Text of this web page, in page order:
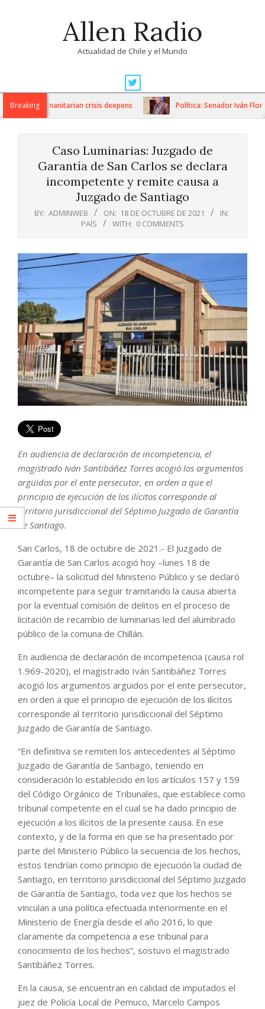
Allen Radio
Actualidad de Chile y el Mundo
Navigation
MenuBreaking
as humanitarian crisis deepens Política: Senador Iván Flores
Caso Luminarias: Juzgado de
Garantía de San Carlos se declara
incompetente y remite causa a
Juzgado de Santiago
BY: ADMINWEB ON: 18 DE OCTUBRE DE 2021
IN:
PAÍS
WITH: 0 COMMENTS
En audiencia de declaración de incompetencia, el
magistrado Iván Santibáñez Torres acogió los argumentos
argüidos por el ente persecutor, en orden a que el
principio de ejecución de los ilícitos corresponde al
territorio jurisdiccional del Séptimo Juzgado de Garantía
de Santiago.
San Carlos, 18 de octubre de 2021.- El Juzgado de
Garantía de San Carlos acogió hoy –lunes 18 de
octubre– la solicitud del Ministerio Público y se declaró
incompetente para seguir tramitando la causa abierta
por la eventual comisión de delitos en el proceso de
licitación de recambio de luminarias led del alumbrado
público de la comuna de Chillán.
En audiencia de declaración de incompetencia (causa rol
1.969-2020), el magistrado Iván Santibáñez Torres
acogió los argumentos argüidos por el ente persecutor,
en orden a que el principio de ejecución de los ilícitos
corresponde al territorio jurisdiccional del Séptimo
Juzgado de Garantía de Santiago.
“En definitiva se remiten los antecedentes al Séptimo
Juzgado de Garantía de Santiago, teniendo en
consideración lo establecido en los artículos 157 y 159
del Código Orgánico de Tribunales, que establece como
tribunal competente en el cual se ha dado principio de
ejecución a los ilícitos de la presente causa. En ese
contexto, y de la forma en que se ha presentado por
parte del Ministerio Público la secuencia de los hechos,
estos tendrían como principio de ejecución la ciudad de
Santiago, en territorio jurisdiccional del Séptimo Juzgado
de Garantía de Santiago, toda vez que los hechos se
vinculan a una política efectuada interiormente en el
Ministerio de Energía desde el año 2016, lo que
claramente da competencia a ese tribunal para
conocimiento de los hechos”, sostuvo el magistrado
Santibáñez Torres.
En la causa, se encuentran en calidad de imputados el
juez de Policía Local de Pemuco, Marcelo Campos